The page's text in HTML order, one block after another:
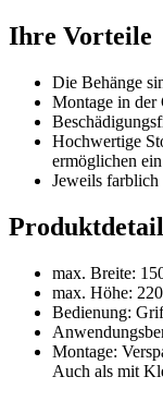
Ihre Vorteile
Die Behänge
Montage in der
Hochwertige
ermöglichen
Jeweils farblich
max. Breite:
max. Höhe:
Bedienung:
Montage:
Auch als mit